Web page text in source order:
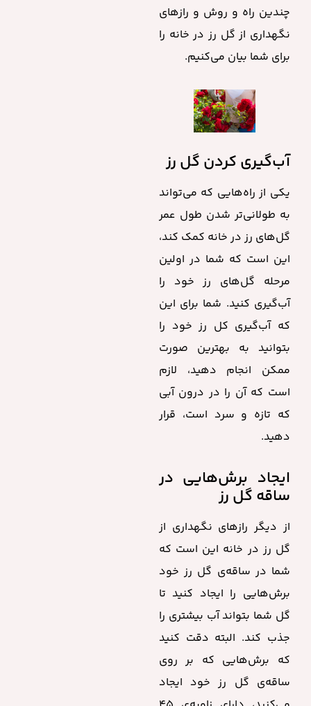
چندین راه و روش و رازهای
نگهداری از گل رز در خانه را
برای شما بیان می‌کنیم.
آب‌گیری کردن گل رز
یکی از راه‌هایی که می‌تواند
به طولانی‌تر شدن طول عمر
گل‌های رز در خانه کمک کند،
این است که شما در اولین
مرحله گل‌های رز خود را
آب‌گیری کنید. شما برای این
که آب‌گیری کل رز خود را
بتوانید به بهترین صورت
ممکن انجام دهید، لازم
است که آن را در درون آبی
که تازه و سرد است، قرار
دهید.
ایجاد برش‌هایی در
ساقه گل رز
از دیگر رازهای نگهداری از
گل رز در خانه این است که
شما در ساقه‌ی گل رز خود
برش‌هایی را ایجاد کنید تا
گل شما بتواند آب بیشتری را
جذب کند. البته دقت کنید
که برش‌هایی که بر روی
ساقه‌ی گل رز خود ایجاد